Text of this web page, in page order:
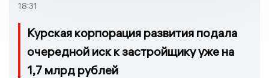
18:31
Курская корпорация развития подала
очередной иск к застройщику уже на
1,7 млрд рублей